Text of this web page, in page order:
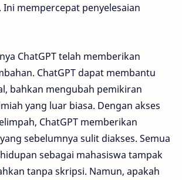
mempercepat penyelesaian
ChatGPT telah memberikan
ChatGPT dapat membantu
bahkan mengubah pemikiran
yang luar biasa. Dengan akses
ChatGPT memberikan
sebelumnya sulit diakses. Semua
sebagai mahasiswa tampak
tanpa skripsi. Namun, apakah